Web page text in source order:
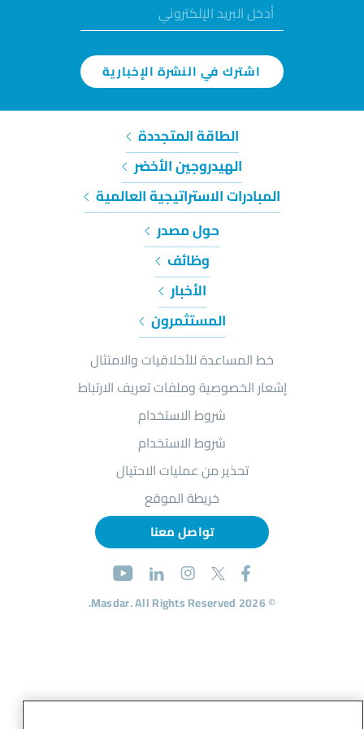
اشترك في النشرة الإخبارية
الطاقة المتجددة
الهيدروجين الأخضر
المبادرات الاستراتيجية العالمية
حول مصدر
وظائف
الأخبار
المستثمرون
خط المساعدة للأخلاقيات والامتثال
إشعار الخصوصية وملفات تعريف الارتباط
شروط الاستخدام
شروط الاستخدام
تحذير من عمليات الاحتيال
خريطة الموقع
تواصل معنا
© 2026 Masdar. All Rights Reserved.